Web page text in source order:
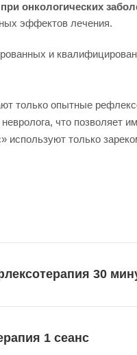
онкологических
эффектов лечения.
и
только опытные
невролога, что
используют только
30
1 сеанс